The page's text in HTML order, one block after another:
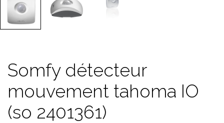
Somfy détecteur
mouvement tahoma IO
(so 2401361)